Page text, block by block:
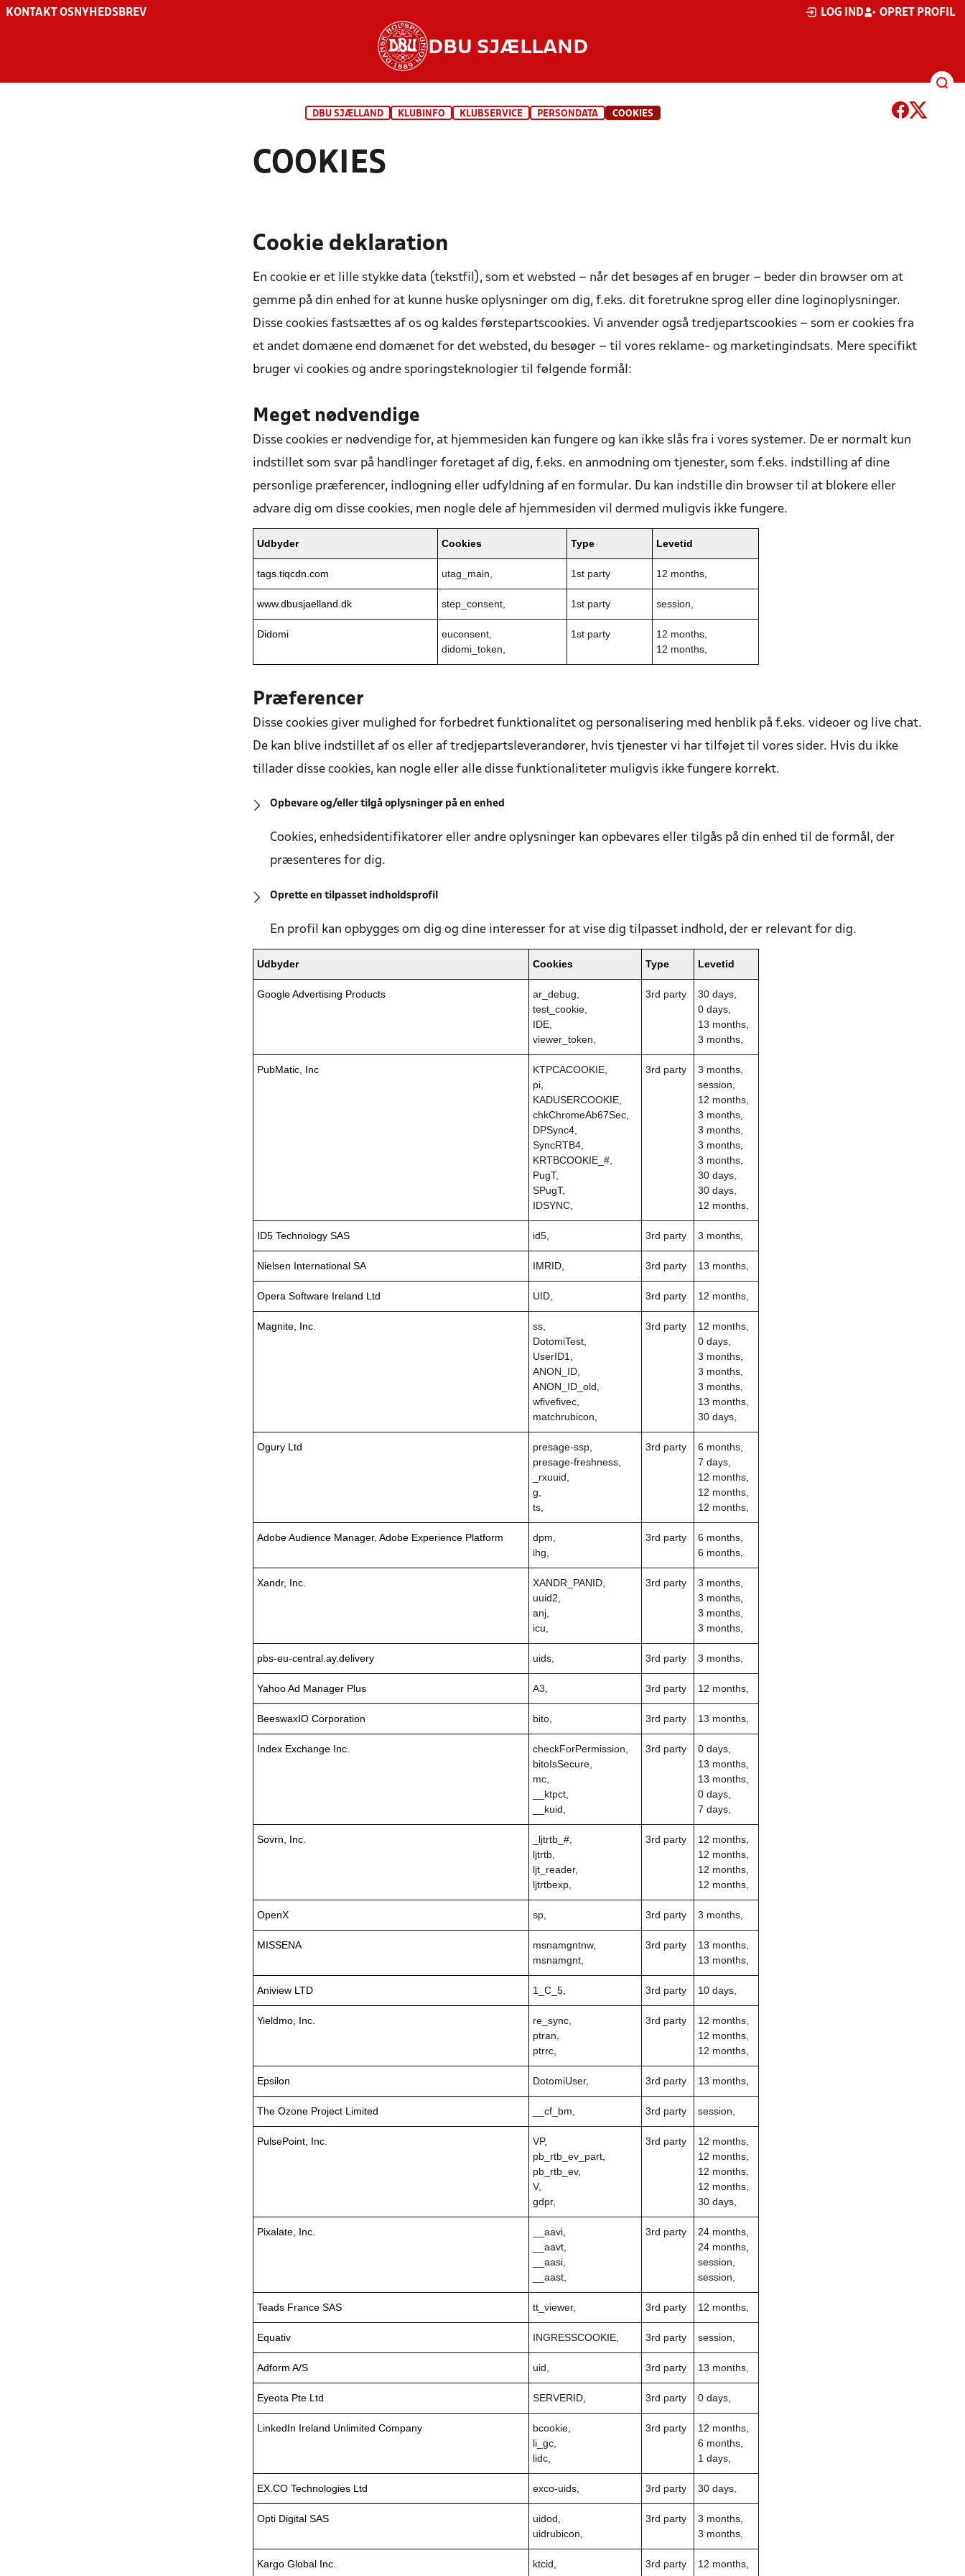
KONTAKT OS NYHEDSBREV LOG IND OPRET PROFIL
DBU SJÆLLAND
DBU SJÆLLAND KLUBINFO KLUBSERVICE PERSONDATA COOKIES
COOKIES
Cookie deklaration
En cookie er et lille stykke data (tekstfil), som et websted – når det besøges af en bruger – beder din browser om at
gemme på din enhed for at kunne huske oplysninger om dig, f.eks. dit foretrukne sprog eller dine loginoplysninger.
Disse cookies fastsættes af os og kaldes førstepartscookies. Vi anvender også tredjepartscookies – som er cookies fra
et andet domæne end domænet for det websted, du besøger – til vores reklame- og marketingindsats. Mere specifikt
bruger vi cookies og andre sporingsteknologier til følgende formål:
Meget nødvendige
Disse cookies er nødvendige for, at hjemmesiden kan fungere og kan ikke slås fra i vores systemer. De er normalt kun
indstillet som svar på handlinger foretaget af dig, f.eks. en anmodning om tjenester, som f.eks. indstilling af dine
personlige præferencer, indlogning eller udfyldning af en formular. Du kan indstille din browser til at blokere eller
advare dig om disse cookies, men nogle dele af hjemmesiden vil dermed muligvis ikke fungere.
Udbyder Cookies Type Levetid
tags.tiqcdn.com utag_main, 1st party 12 months,
www.dbusjaelland.dk step_consent, 1st party session,
Didomi
euconsent,
didomi_token,
1st party
12 months,
12 months,
Præferencer
Disse cookies giver mulighed for forbedret funktionalitet og personalisering med henblik på f.eks. videoer og live chat.
De kan blive indstillet af os eller af tredjepartsleverandører, hvis tjenester vi har tilføjet til vores sider. Hvis du ikke
tillader disse cookies, kan nogle eller alle disse funktionaliteter muligvis ikke fungere korrekt.
Opbevare og/eller tilgå oplysninger på en enhed
Cookies, enhedsidentifikatorer eller andre oplysninger kan opbevares eller tilgås på din enhed til de formål, der
præsenteres for dig.
Oprette en tilpasset indholdsprofil
En profil kan opbygges om dig og dine interesser for at vise dig tilpasset indhold, der er relevant for dig.
Udbyder Cookies Type Levetid
Google Advertising Products
ar_debug,
test_cookie,
IDE,
viewer_token,
3rd party
30 days,
0 days,
13 months,
3 months,
PubMatic, Inc
KTPCACOOKIE,
pi,
KADUSERCOOKIE,
chkChromeAb67Sec,
DPSync4,
SyncRTB4,
KRTBCOOKIE_#,
PugT,
SPugT,
IDSYNC,
3rd party
3 months,
session,
12 months,
3 months,
3 months,
3 months,
3 months,
30 days,
30 days,
12 months,
ID5 Technology SAS id5, 3rd party 3 months,
Nielsen International SA IMRID, 3rd party 13 months,
Opera Software Ireland Ltd UID, 3rd party 12 months,
Magnite, Inc.
ss,
DotomiTest,
UserID1,
ANON_ID,
ANON_ID_old,
wfivefivec,
matchrubicon,
3rd party
12 months,
0 days,
3 months,
3 months,
3 months,
13 months,
30 days,
Ogury Ltd
presage-ssp,
presage-freshness,
_rxuuid,
g,
ts,
3rd party
6 months,
7 days,
12 months,
12 months,
12 months,
Adobe Audience Manager, Adobe Experience Platform
dpm,
ihg,
3rd party
6 months,
6 months,
Xandr, Inc.
XANDR_PANID,
uuid2,
anj,
icu,
3rd party
3 months,
3 months,
3 months,
3 months,
pbs-eu-central.ay.delivery uids, 3rd party 3 months,
Yahoo Ad Manager Plus A3, 3rd party 12 months,
BeeswaxIO Corporation bito, 3rd party 13 months,
Index Exchange Inc.
checkForPermission,
bitoIsSecure,
mc,
__ktpct,
__kuid,
3rd party
0 days,
13 months,
13 months,
0 days,
7 days,
Sovrn, Inc.
_ljtrtb_#,
ljtrtb,
ljt_reader,
ljtrtbexp,
3rd party
12 months,
12 months,
12 months,
12 months,
OpenX sp, 3rd party 3 months,
MISSENA
msnamgntnw,
msnamgnt,
3rd party
13 months,
13 months,
Aniview LTD 1_C_5, 3rd party 10 days,
Yieldmo, Inc.
re_sync,
ptran,
ptrrc,
3rd party
12 months,
12 months,
12 months,
Epsilon DotomiUser, 3rd party 13 months,
The Ozone Project Limited __cf_bm, 3rd party session,
PulsePoint, Inc.
VP,
pb_rtb_ev_part,
pb_rtb_ev,
V,
gdpr,
3rd party
12 months,
12 months,
12 months,
12 months,
30 days,
Pixalate, Inc.
__aavi,
__aavt,
__aasi,
__aast,
3rd party
24 months,
24 months,
session,
session,
Teads France SAS tt_viewer, 3rd party 12 months,
Equativ INGRESSCOOKIE, 3rd party session,
Adform A/S uid, 3rd party 13 months,
Eyeota Pte Ltd SERVERID, 3rd party 0 days,
LinkedIn Ireland Unlimited Company
bcookie,
li_gc,
lidc,
3rd party
12 months,
6 months,
1 days,
EX.CO Technologies Ltd exco-uids, 3rd party 30 days,
Opti Digital SAS
uidod,
uidrubicon,
3rd party
3 months,
3 months,
Kargo Global Inc. ktcid, 3rd party 12 months,